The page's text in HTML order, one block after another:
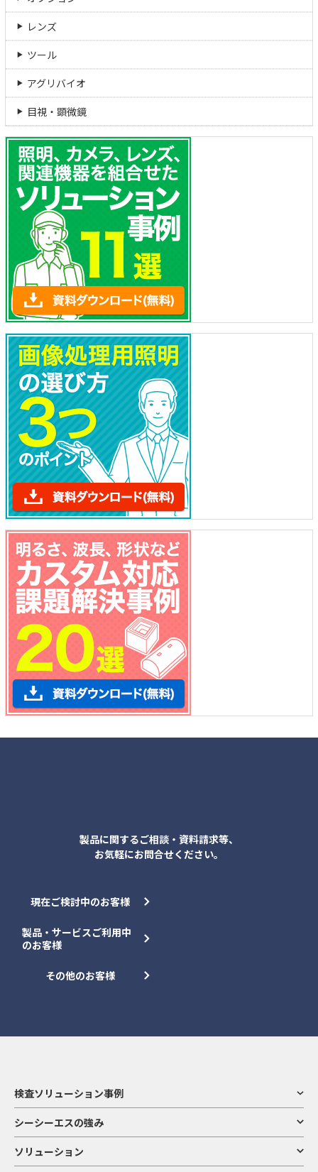
レンズ
ツール
アグリバイオ
目視・顕微鏡
製品に関するご相談・資料請求等、
お気軽にお問合せください。
現在ご検討中のお客様
製品・サービスご利用中
のお客様
その他のお客様
検査ソリューション事例
シーシーエスの強み
ソリューション